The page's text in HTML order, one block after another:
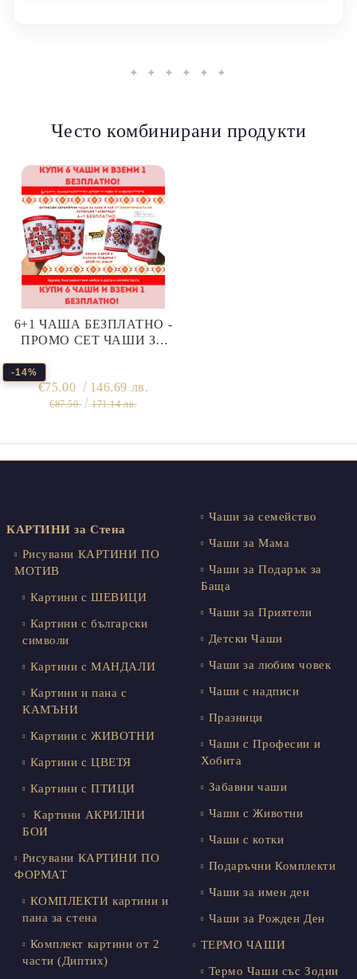
✦ ✦ ✦ ✦ ✦ ✦
Често комбинирани продукти
6+1 ЧАША БЕЗПЛАТНО -
ПРОМО СЕТ ЧАШИ ЗА
-14%
€75.00 146.69 лв.
€87.50 171.14 лв.
КАРТИНИ за Стена
Рисувани КАРТИНИ ПО
МОТИВ
Картини с ШЕВИЦИ
Картини с български
символи
Картини с МАНДАЛИ
Картини и пана с
КАМЪНИ
Картини с ЖИВОТНИ
Картини с ЦВЕТЯ
Картини с ПТИЦИ
Картини АКРИЛНИ
БОИ
Рисувани КАРТИНИ ПО
ФОРМАТ
КОМПЛЕКТИ картини и
пана за стена
Комплект картини от 2
части (Диптих)
Чаши за семейство
Чаши за Мама
Чаши за Подарък за
Баща
Чаши за Приятели
Детски Чаши
Чаши за любим човек
Чаши с надписи
Празници
Чаши с Професии и
Хобита
Забавни чаши
Чаши с Животни
Чаши с котки
Подаръчни Комплекти
Чаши за имен ден
Чаши за Рожден Ден
ТЕРМО ЧАШИ
Термо Чаши със Зодии